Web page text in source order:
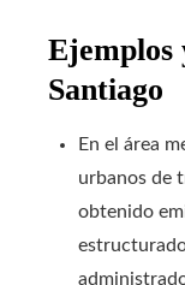
Ejemplos
Santiago
En el área
urbanos de
obtenido